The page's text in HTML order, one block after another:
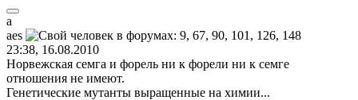
a
aes
23:38, 16.08.2010
Норвежская семга и форель ни к форели ни к семге
отношения не имеют.
Генетические мутанты выращенные на химии...